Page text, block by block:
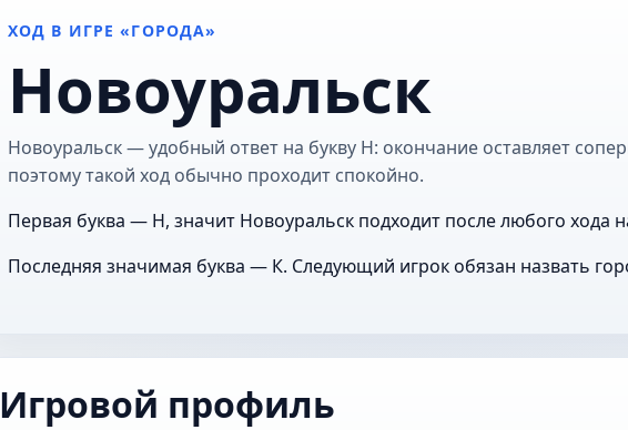
ХОД В ИГРЕ «ГОРОДА»
Новоуральск
Новоуральск — удобный ответ на букву Н: окончание оставляет
поэтому такой ход обычно проходит спокойно.
Первая буква — Н, значит Новоуральск подходит после любого хода
Последняя значимая буква — К. Следующий игрок обязан назвать
Игровой профиль